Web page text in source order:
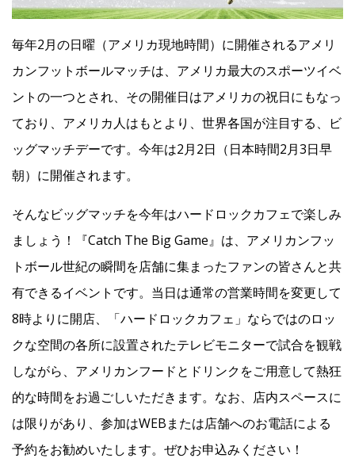
毎年2月の日曜（アメリカ現地時間）に開催されるアメリ
カンフットボールマッチは、アメリカ最大のスポーツイベ
ントの一つとされ、その開催日はアメリカの祝日にもなっ
ており、アメリカ人はもとより、世界各国が注目する、ビ
ッグマッチデーです。今年は2月2日（日本時間2月3日早
朝）に開催されます。
そんなビッグマッチを今年はハードロックカフェで楽しみ
ましょう！『Catch The Big Game』は、アメリカンフッ
トボール世紀の瞬間を店舗に集まったファンの皆さんと共
有できるイベントです。当日は通常の営業時間を変更して
8時よりに開店、「ハードロックカフェ」ならではのロッ
クな空間の各所に設置されたテレビモニターで試合を観戦
しながら、アメリカンフードとドリンクをご用意して熱狂
的な時間をお過ごしいただきます。なお、店内スペースに
は限りがあり、参加はWEBまたは店舗へのお電話による
予約をお勧めいたします。ぜひお申込みください！